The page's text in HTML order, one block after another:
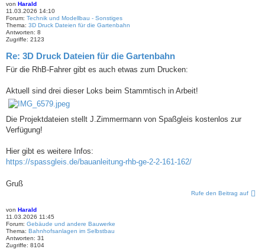
von Harald
11.03.2026 14:10
Forum: Technik und Modellbau - Sonstiges
Thema: 3D Druck Dateien für die Gartenbahn
Antworten: 8
Zugriffe: 2123
Re: 3D Druck Dateien für die Gartenbahn
Für die RhB-Fahrer gibt es auch etwas zum Drucken:
Aktuell sind drei dieser Loks beim Stammtisch in Arbeit!
Die Projektdateien stellt J.Zimmermann von Spaßgleis kostenlos zur
Verfügung!
Hier gibt es weitere Infos:
https://spassgleis.de/bauanleitung-rhb-ge-2-2-161-162/
Gruß
Rufe den Beitrag auf
von Harald
11.03.2026 11:45
Forum: Gebäude und andere Bauwerke
Thema: Bahnhofsanlagen im Selbstbau
Antworten: 31
Zugriffe: 8104